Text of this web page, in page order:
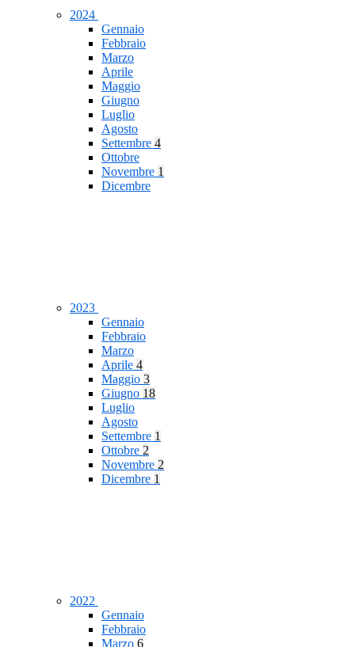
2024
Gennaio
Febbraio
Marzo
Aprile
Maggio
Giugno
Luglio
Agosto
Settembre 4
Ottobre
Novembre 1
Dicembre
2023
Gennaio
Febbraio
Marzo
Aprile 4
Maggio 3
Giugno 18
Luglio
Agosto
Settembre 1
Ottobre 2
Novembre 2
Dicembre 1
2022
Gennaio
Febbraio
Marzo 6